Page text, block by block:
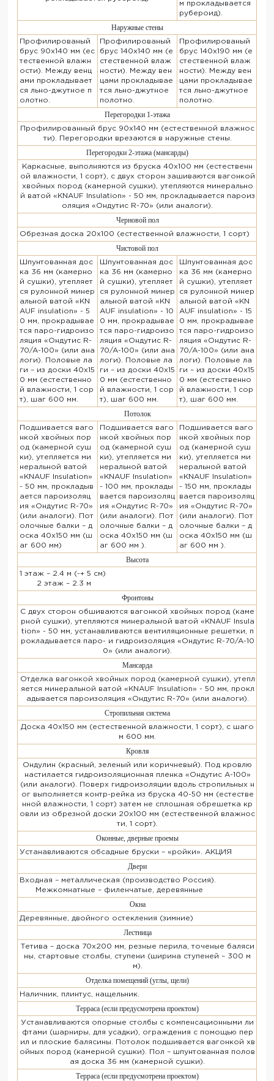
м прокладывается
рубероид).
Наружные стены
Профилированый
брус 90х140 мм (ес
тественной влажн
ости). Между венц
ами прокладывает
ся льно-джутное п
олотно.
Профилированый
брус 140х140 мм (е
стественной влаж
ности). Между вен
цами прокладывае
тся льно-джутное
полотно.
Профилированый
брус 140х190 мм (е
стественной влаж
ности). Между вен
цами прокладывае
тся льно-джутное
полотно.
Перегородки 1-этажа
Профилированный брус 90х140 мм (естественной влажнос
ти). Перегородки врезаются в наружные стены.
Перегородки 2-этажа (мансарды)
Каркасные, выполняются из бруска 40х100 мм (естественн
ой влажности, 1 сорт), с двух сторон зашиваются вагонкой
хвойных пород (камерной сушки), утепляются минерально
й ватой «KNAUF Insulation» - 50 мм, прокладывается пароиз
оляция «Ондутис R-70» (или аналоги).
Черновой пол
Обрезная доска 20х100 (естественной влажности, 1 сорт)
Чистовой пол
Шпунтованная дос
ка 36 мм (камерно
й сушки), утепляет
ся рулонной минер
альной ватой «KN
AUF insulation» - 5
0 мм, прокрадывае
тся паро-гидроизо
ляция «Ондутис R-
70/A-100» (или ана
логи). Половые ла
ги – из доски 40х15
0 мм (естественно
й влажности, 1 сор
т), шаг 600 мм.
Шпунтованная дос
ка 36 мм (камерно
й сушки), утепляет
ся рулонной минер
альной ватой «KN
AUF insulation» - 10
0 мм, прокрадывае
тся паро-гидроизо
ляция «Ондутис R-
70/A-100» (или ана
логи). Половые ла
ги – из доски 40х15
0 мм (естественно
й влажности, 1 сор
т), шаг 600 мм.
Шпунтованная дос
ка 36 мм (камерно
й сушки), утепляет
ся рулонной минер
альной ватой «KN
AUF insulation» - 15
0 мм, прокрадывае
тся паро-гидроизо
ляция «Ондутис R-
70/A-100» (или ана
логи). Половые ла
ги – из доски 40х15
0 мм (естественно
й влажности, 1 сор
т), шаг 600 мм.
Потолок
Подшивается ваго
нкой хвойных пор
од (камерной суш
ки), утепляется ми
неральной ватой
«KNAUF Insulation»
- 50 мм, прокладыв
ается пароизоляц
ия «Ондутис R-70»
(или аналоги). Пот
олочные балки – д
оска 40х150 мм (ш
аг 600 мм)
Подшивается ваго
нкой хвойных пор
од (камерной суш
ки), утепляется ми
неральной ватой
«KNAUF Insulation»
- 100 мм, проклады
вается пароизоляц
ия «Ондутис R-70»
(или аналоги). Пот
олочные балки – д
оска 40х150 мм (ш
аг 600 мм ).
Подшивается ваго
нкой хвойных пор
од (камерной суш
ки), утепляется ми
неральной ватой
«KNAUF Insulation»
- 150 мм, проклады
вается пароизоляц
ия «Ондутис R-70»
(или аналоги). Пот
олочные балки – д
оска 40х150 мм (ш
аг 600 мм ).
Высота
1 этаж – 2.4 м (-+ 5 см)
2 этаж – 2.3 м
Фронтоны
С двух сторон обшиваются вагонкой хвойных пород (каме
рной сушки), утепляются минеральной ватой «KNAUF Insula
tion» - 50 мм, устанавливаются вентиляционные решетки, п
рокладывается паро- и гидроизоляция «Ондутис R-70/A-10
0» (или аналоги).
Мансарда
Отделка вагонкой хвойных пород (камерной сушки), утепл
яется минеральной ватой «KNAUF Insulation» - 50 мм, прокл
адывается пароизоляция «Ондутис R-70» (или аналоги).
Стропильная система
Доска 40х150 мм (естественной влажности, 1 сорт), с шаго
м 600 мм.
Кровля
Ондулин (красный, зеленый или коричневый). Под кровлю
настилается гидроизоляционная пленка «Ондутис A-100»
(или аналоги). Поверх гидроизоляции вдоль стропильных н
ог выполняется контр-рейка из бруска 40-50 мм (естестве
нной влажности, 1 сорт) затем не сплошная обрешетка кр
овли из обрезной доски 20х100 мм (естественной влажнос
ти, 1 сорт).
Оконные, дверные проемы
Устанавливаются обсадные бруски – «ройки». АКЦИЯ
Двери
Входная – металлическая (производство Россия).
Межкомнатные – филенчатые, деревянные
Окна
Деревянные, двойного остекления (зимние)
Лестница
Тетива – доска 70х200 мм, резные перила, точеные баляси
ны, стартовые столбы, ступени (ширина ступеней – 300 м
м).
Отделка помещений (углы, щели)
Наличник, плинтус, нащельник.
Терраса (если предусмотрена проектом)
Устанавливаются опорные столбы с компенсационными ли
фтами (шарниры, для усадки), ограждения с помощью пер
ил и плоские балясины. Потолок подшивается вагонкой хв
ойных пород (камерной сушки). Пол – шпунтованная полов
ая доска 36 мм (камерной сушки).
Терраса (если предусмотрена проектом)